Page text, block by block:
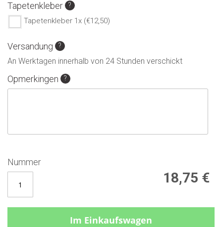
Tapetenkleber
Tapetenkleber 1x (€12,50)
Versandung
An Werktagen innerhalb von 24 Stunden verschickt
Opmerkingen
Nummer
Im Einkaufswagen
18,75 €